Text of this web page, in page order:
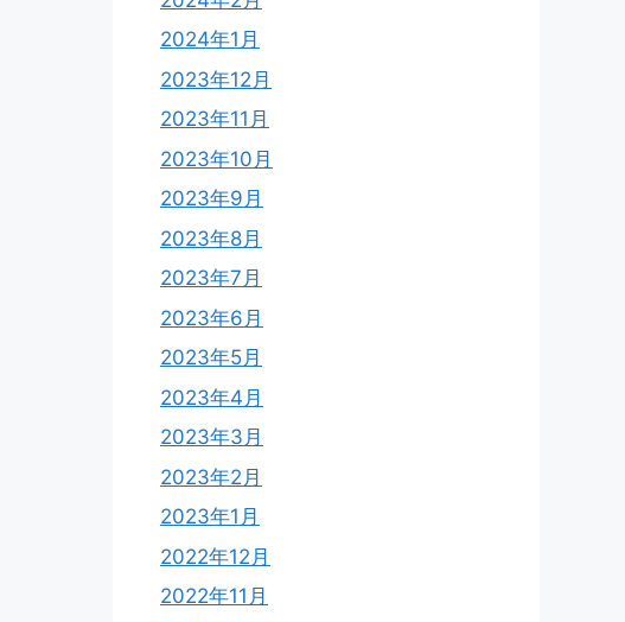
2024年1月
2023年12月
2023年11月
2023年10月
2023年9月
2023年8月
2023年7月
2023年6月
2023年5月
2023年4月
2023年3月
2023年2月
2023年1月
2022年12月
2022年11月